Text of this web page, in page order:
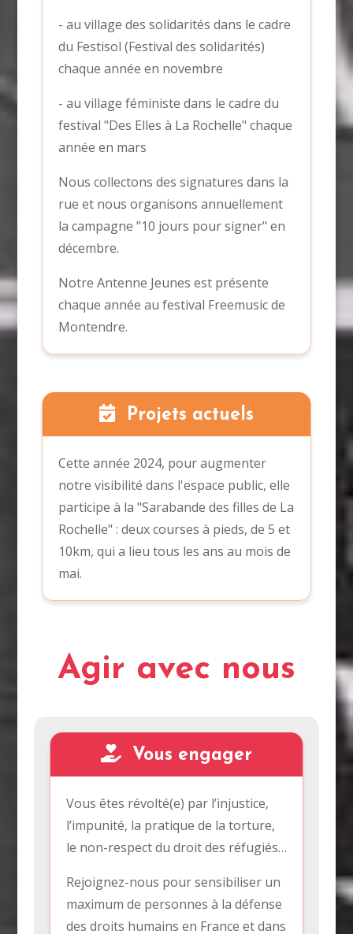
- au village des solidarités dans le cadre
du Festisol (Festival des solidarités)
chaque année en novembre
- au village féministe dans le cadre du
festival "Des Elles à La Rochelle" chaque
année en mars
Nous collectons des signatures dans la
rue et nous organisons annuellement
la campagne "10 jours pour signer" en
décembre.
Notre Antenne Jeunes est présente
chaque année au festival Freemusic de
Montendre.
Projets actuels
Cette année 2024, pour augmenter
notre visibilité dans l'espace public, elle
participe à la "Sarabande des filles de La
Rochelle" : deux courses à pieds, de 5 et
10km, qui a lieu tous les ans au mois de
mai.
Agir avec nous
Vous engager
Vous êtes révolté(e) par l’injustice,
l’impunité, la pratique de la torture,
le non-respect du droit des réfugiés…
Rejoignez-nous pour sensibiliser un
maximum de personnes à la défense
des droits humains en France et dans